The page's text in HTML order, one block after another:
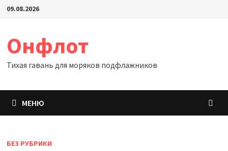
Перейти
09.08.2026
Онфлот
Тихая гавань для моряков подфлажников
МЕНЮ
БЕЗ РУБРИКИ